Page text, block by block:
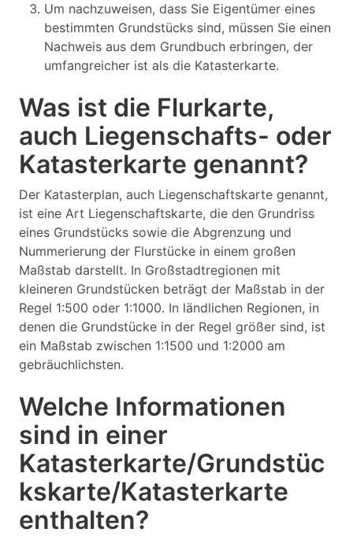
Um nachzuweisen, dass Sie Eigentümer eines
bestimmten Grundstücks sind, müssen Sie einen
Nachweis aus dem Grundbuch erbringen, der
umfangreicher ist als die Katasterkarte.
Was ist die Flurkarte,
auch Liegenschafts- oder
Katasterkarte genannt?
Der Katasterplan, auch Liegenschaftskarte genannt,
ist eine Art Liegenschaftskarte, die den Grundriss
eines Grundstücks sowie die Abgrenzung und
Nummerierung der Flurstücke in einem großen
Maßstab darstellt. In Großstadtregionen mit
kleineren Grundstücken beträgt der Maßstab in der
Regel 1:500 oder 1:1000. In ländlichen Regionen, in
denen die Grundstücke in der Regel größer sind, ist
ein Maßstab zwischen 1:1500 und 1:2000 am
gebräuchlichsten.
Welche Informationen
sind in einer
Katasterkarte/Grundstüc
kskarte/Katasterkarte
enthalten?